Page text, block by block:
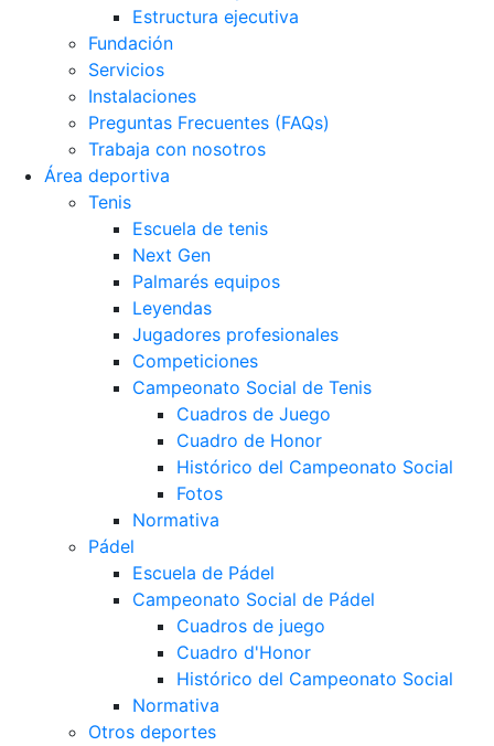
Estructura ejecutiva
Fundación
Servicios
Instalaciones
Preguntas Frecuentes (FAQs)
Trabaja con nosotros
Área deportiva
Tenis
Escuela de tenis
Next Gen
Palmarés equipos
Leyendas
Jugadores profesionales
Competiciones
Campeonato Social de Tenis
Cuadros de Juego
Cuadro de Honor
Histórico del Campeonato Social
Fotos
Normativa
Pádel
Escuela de Pádel
Campeonato Social de Pádel
Cuadros de juego
Cuadro d'Honor
Histórico del Campeonato Social
Normativa
Otros deportes